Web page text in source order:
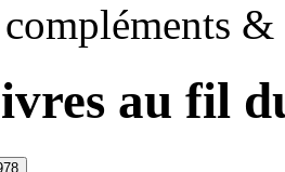
au fil